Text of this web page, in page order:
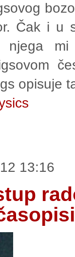
Čak i
njega
opisuje
13:16